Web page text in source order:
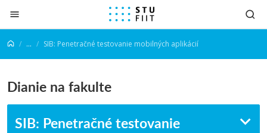
Prejsť na obsah
... SIB: Penetračné testovanie mobilných aplikácií
Dianie na fakulte
SIB: Penetračné testovanie